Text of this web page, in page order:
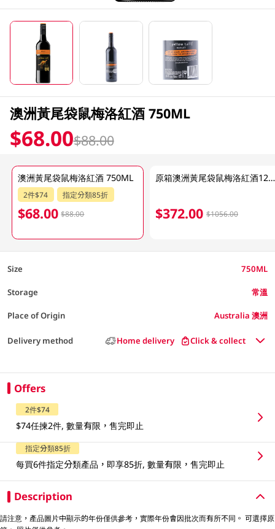
澳洲黃尾袋鼠梅洛紅酒 750ML
$68.00$88.00
澳洲黃尾袋鼠梅洛紅酒 750ML
2件$74 指定分類85折
$68.00 $88.00
原箱澳洲黃尾袋鼠梅洛紅酒12 x 750ML
$372.00 $1056.00
Size 750ML
Storage 常溫
Place of Origin Australia 澳洲
Delivery method Home delivery Click & collect
Offers
2件$74
$74任揀2件, 數量有限，售完即止
指定分類85折
每買6件指定分類產品，即享85折, 數量有限，售完即止
Description
請注意，產品圖片中顯示的年份僅供參考，實際年份會因批次而有所不同。 可選擇原